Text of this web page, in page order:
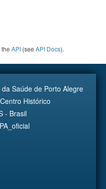
API (see API Docs).
Saúde de Porto Alegre
Histórico
- Brasil